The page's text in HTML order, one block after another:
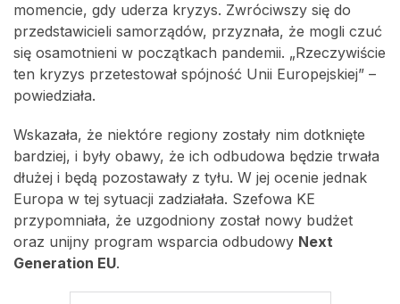
momencie, gdy uderza kryzys. Zwróciwszy się do
przedstawicieli samorządów, przyznała, że mogli czuć
się osamotnieni w początkach pandemii. „Rzeczywiście
ten kryzys przetestował spójność Unii Europejskiej” –
powiedziała.
Wskazała, że niektóre regiony zostały nim dotknięte
bardziej, i były obawy, że ich odbudowa będzie trwała
dłużej i będą pozostawały z tyłu. W jej ocenie jednak
Europa w tej sytuacji zadziałała. Szefowa KE
przypomniała, że uzgodniony został nowy budżet
oraz unijny program wsparcia odbudowy Next
Generation EU.